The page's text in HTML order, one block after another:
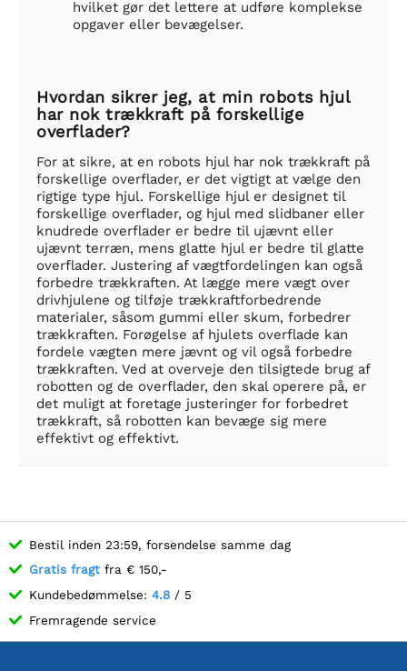
hvilket gør det lettere at udføre komplekse
opgaver eller bevægelser.
Hvordan sikrer jeg, at min robots hjul
har nok trækkraft på forskellige
overflader?
For at sikre, at en robots hjul har nok trækkraft på
forskellige overflader, er det vigtigt at vælge den
rigtige type hjul. Forskellige hjul er designet til
forskellige overflader, og hjul med slidbaner eller
knudrede overflader er bedre til ujævnt eller
ujævnt terræn, mens glatte hjul er bedre til glatte
overflader. Justering af vægtfordelingen kan også
forbedre trækkraften. At lægge mere vægt over
drivhjulene og tilføje trækkraftforbedrende
materialer, såsom gummi eller skum, forbedrer
trækkraften. Forøgelse af hjulets overflade kan
fordele vægten mere jævnt og vil også forbedre
trækkraften. Ved at overveje den tilsigtede brug af
robotten og de overflader, den skal operere på, er
det muligt at foretage justeringer for forbedret
trækkraft, så robotten kan bevæge sig mere
effektivt og effektivt.
Bestil inden 23:59, forsendelse samme dag
Gratis fragt fra € 150,-
Kundebedømmelse: 4.8 / 5
Fremragende service